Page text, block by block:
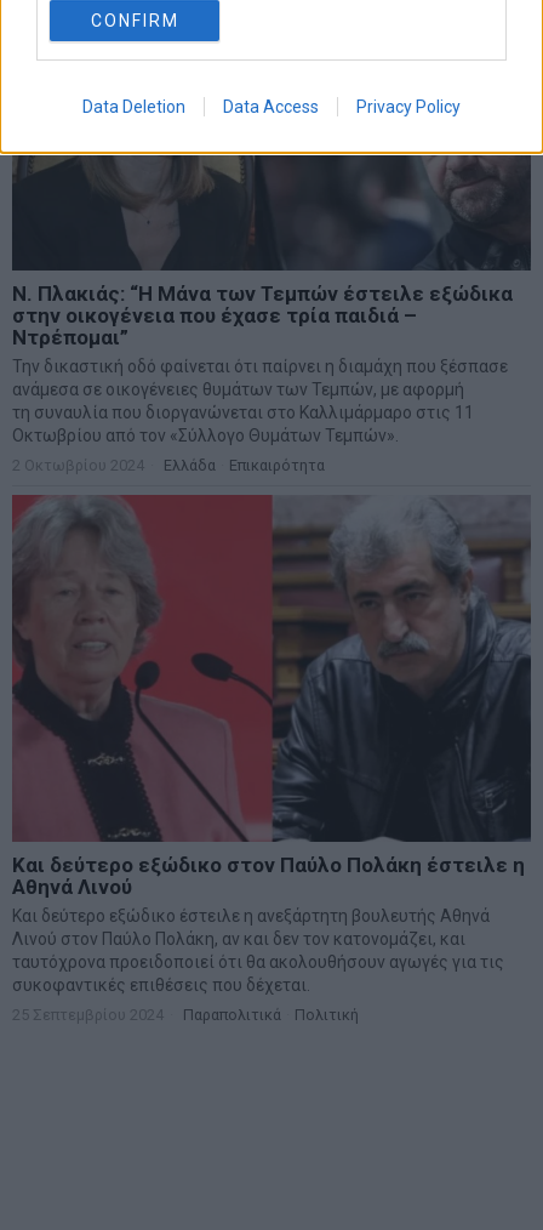
CONFIRM
Data Deletion Data Access Privacy Policy
Ν. Πλακιάς: “Η Μάνα των Τεμπών έστειλε εξώδικα
στην οικογένεια που έχασε τρία παιδιά –
Ντρέπομαι”
Την δικαστική οδό φαίνεται ότι παίρνει η διαμάχη που ξέσπασε
ανάμεσα σε οικογένειες θυμάτων των Τεμπών, με αφορμή
τη συναυλία που διοργανώνεται στο Καλλιμάρμαρο στις 11
Οκτωβρίου από τον «Σύλλογο Θυμάτων Τεμπών».
2 Οκτωβρίου 2024 Ελλάδα Επικαιρότητα
Και δεύτερο εξώδικο στον Παύλο Πολάκη έστειλε η
Αθηνά Λινού
Και δεύτερο εξώδικο έστειλε η ανεξάρτητη βουλευτής Αθηνά
Λινού στον Παύλο Πολάκη, αν και δεν τον κατονομάζει, και
ταυτόχρονα προειδοποιεί ότι θα ακολουθήσουν αγωγές για τις
συκοφαντικές επιθέσεις που δέχεται.
25 Σεπτεμβρίου 2024 Παραπολιτικά Πολιτική